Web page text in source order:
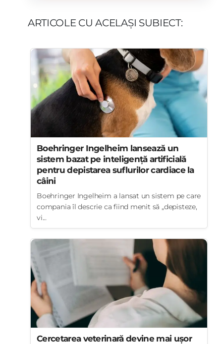
ARTICOLE CU ACELAȘI SUBIECT:
Boehringer Ingelheim lansează un
sistem bazat pe inteligență artificială
pentru depistarea suflurilor cardiace la
câini
Boehringer Ingelheim a lansat un sistem pe care
compania îl descrie ca fiind menit să „depisteze,
vi...
Cercetarea veterinară devine mai ușor